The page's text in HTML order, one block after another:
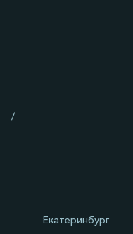
Екатеринбург